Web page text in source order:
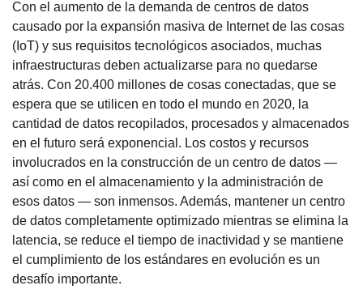
Con el aumento de la demanda de centros de datos
causado por la expansión masiva de Internet de las cosas
(IoT) y sus requisitos tecnológicos asociados, muchas
infraestructuras deben actualizarse para no quedarse
atrás. Con 20.400 millones de cosas conectadas, que se
espera que se utilicen en todo el mundo en 2020, la
cantidad de datos recopilados, procesados y almacenados
en el futuro será exponencial. Los costos y recursos
involucrados en la construcción de un centro de datos —
así como en el almacenamiento y la administración de
esos datos — son inmensos. Además, mantener un centro
de datos completamente optimizado mientras se elimina la
latencia, se reduce el tiempo de inactividad y se mantiene
el cumplimiento de los estándares en evolución es un
desafío importante.